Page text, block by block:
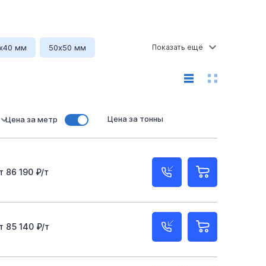
мм 50х50 мм
мм 160х160 мм 160х120 мм
Ширина 60 мм Ст20
50х50х3
Цена за метр Цена за тонны
86 190 ₽/т
85 140 ₽/т